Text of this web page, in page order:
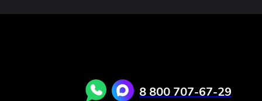
8 800 707-67-29